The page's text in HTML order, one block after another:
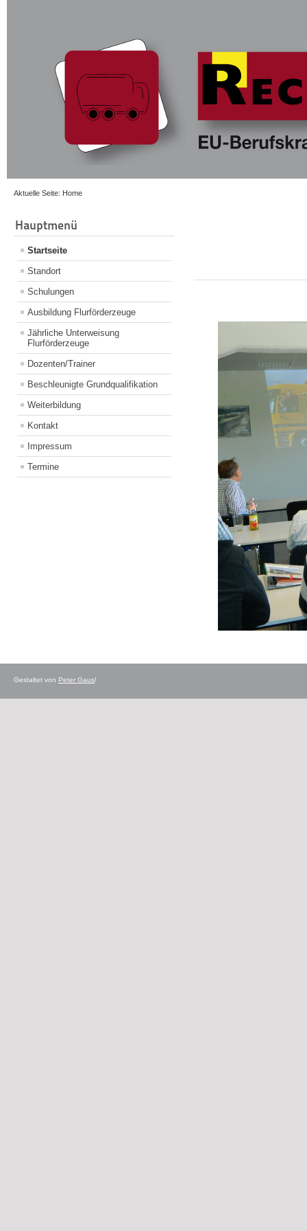
Aktuelle Seite: Home
Hauptmenü
Startseite
Standort
Schulungen
Ausbildung Flurförderzeuge
Jährliche Unterweisung
Flurförderzeuge
Dozenten/Trainer
Beschleunigte Grundqualifikation
Weiterbildung
Kontakt
Impressum
Termine
Gestaltet von Peter Gaus!